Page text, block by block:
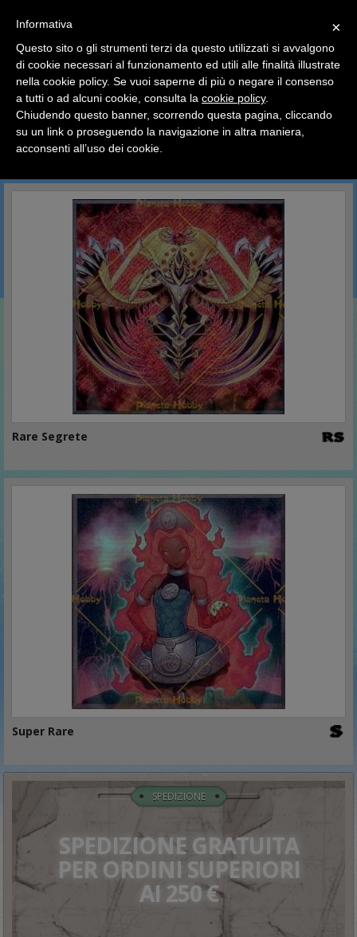
HOME YU-GI-OH Carte Singole Arsenale Nascosto 6
Arsenale Nascosto 6
CERCA IN QUESTA CATEGORIA
Rare Segrete
Super Rare
SPEDIZIONE
SPEDIZIONE GRATUITA
PER ORDINI SUPERIORI
AI 250 €
×
Ciao a tutti, il negozio sarà chiuso dal 9/08 al 24/08
compreso.
Tutti gli ordini effettuati dopo le 15:00 del 07/08 verranno
spediti a partire dal giorno 25/08.
Buone vacanze a tutti dallo staff di Pianeta Hobby
×
Informativa
Questo sito o gli strumenti terzi da questo utilizzati si avvalgono
di cookie necessari al funzionamento ed utili alle finalità illustrate
nella cookie policy. Se vuoi saperne di più o negare il consenso
a tutti o ad alcuni cookie, consulta la cookie policy.
Chiudendo questo banner, scorrendo questa pagina, cliccando
su un link o proseguendo la navigazione in altra maniera,
acconsenti all’uso dei cookie.